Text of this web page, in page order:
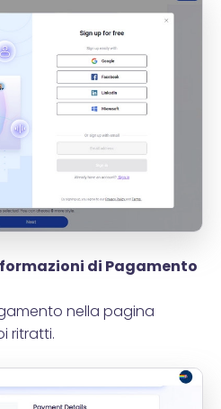
di Pagamento
nella pagina
ritratti.